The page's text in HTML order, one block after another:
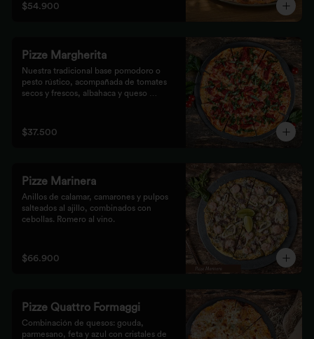
$54.900
Pizze Margherita
Nuestra tradicional base pomodoro o
pesto rústico, acompañada de tomates
secos y frescos, albahaca y queso
$37.500
Pizze Marinera
Anillos de calamar, camarones y pulpos
salteados al ajillo, combinados con
cebollas. Romero al vino.
$66.900
Pizze Quattro Formaggi
Combinación de quesos: gouda,
parmesano, feta y azul con cristales de